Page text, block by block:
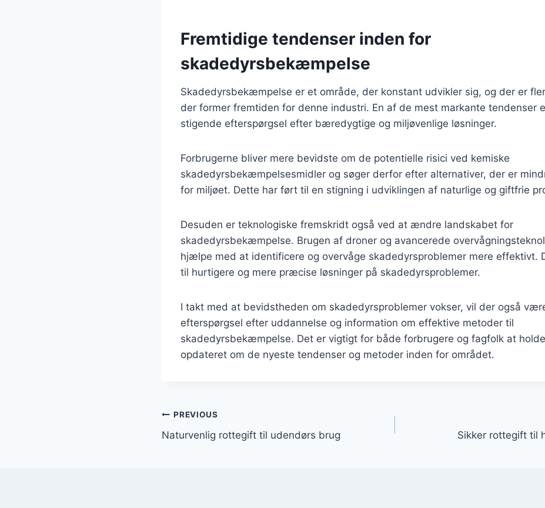
Fremtidige tendenser inden for
skadedyrsbekæmpelse
Skadedyrsbekæmpelse er et område, der konstant udvikler sig, og der er
der former fremtiden for denne industri. En af de mest markante tendenser
stigende efterspørgsel efter bæredygtige og miljøvenlige løsninger.
Forbrugerne bliver mere bevidste om de potentielle risici ved kemiske
skadedyrsbekæmpelsesmidler og søger derfor efter alternativer, der er
for miljøet. Dette har ført til en stigning i udviklingen af naturlige og giftfrie
Desuden er teknologiske fremskridt også ved at ændre landskabet for
skadedyrsbekæmpelse. Brugen af droner og avancerede
hjælpe med at identificere og overvåge skadedyrsproblemer mere effektivt.
til hurtigere og mere præcise løsninger på skadedyrsproblemer.
I takt med at bevidstheden om skadedyrsproblemer vokser, vil der også
efterspørgsel efter uddannelse og information om effektive metoder til
skadedyrsbekæmpelse. Det er vigtigt for både forbrugere og fagfolk at
opdateret om de nyeste tendenser og metoder inden for området.
Indlægsnavigation
PREVIOUS
Naturvenlig rottegift til udendørs brug Sikker rottegift til